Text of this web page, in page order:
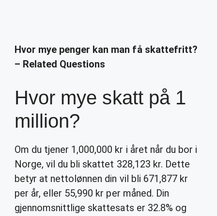
Hvor mye penger kan man få skattefritt?
– Related Questions
Hvor mye skatt på 1
million?
Om du tjener 1,000,000 kr i året når du bor i
Norge, vil du bli skattet 328,123 kr. Dette
betyr at nettolønnen din vil bli 671,877 kr
per år, eller 55,990 kr per måned. Din
gjennomsnittlige skattesats er 32.8% og